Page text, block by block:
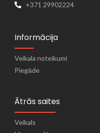
+371 29902224
Informācija
Veikala noteikumi
Piegāde
Ātrās saites
Veikals